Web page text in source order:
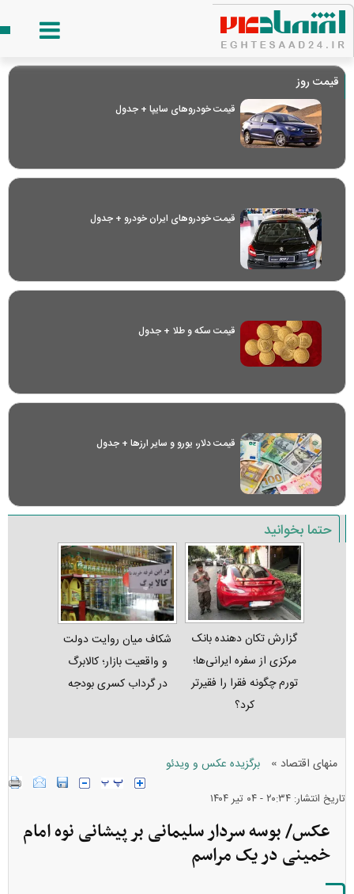
قیمت روز
قیمت خودرو‌های سایپا + جدول
قیمت خودرو‌های ایران خودرو + جدول
قیمت سکه و طلا + جدول
قیمت دلار، یورو و سایر ارز‌ها + جدول
حتما بخوانید
گزارش تکان‌ دهنده بانک
مرکزی از سفره ایرانی‌ها؛
تورم چگونه فقرا را فقیرتر
کرد؟
شکاف میان روایت دولت
و واقعیت بازار؛ کالابرگ
در گرداب کسری بودجه
منهای اقتصاد » برگزیده عکس و ویدئو
تاریخ انتشار: ۲۰:۳۴ - ۰۴ تير ۱۴۰۴
عکس/ بوسه سردار سلیمانی بر پیشانی نوه امام
خمینی در یک مراسم